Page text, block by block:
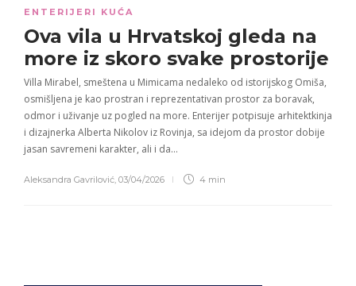
ENTERIJERI KUĆA
Ova vila u Hrvatskoj gleda na
more iz skoro svake prostorije
Villa Mirabel, smeštena u Mimicama nedaleko od istorijskog Omiša,
osmišljena je kao prostran i reprezentativan prostor za boravak,
odmor i uživanje uz pogled na more. Enterijer potpisuje arhitektkinja
i dizajnerka Alberta Nikolov iz Rovinja, sa idejom da prostor dobije
jasan savremeni karakter, ali i da…
Aleksandra Gavrilović 03/04/2026 4 min